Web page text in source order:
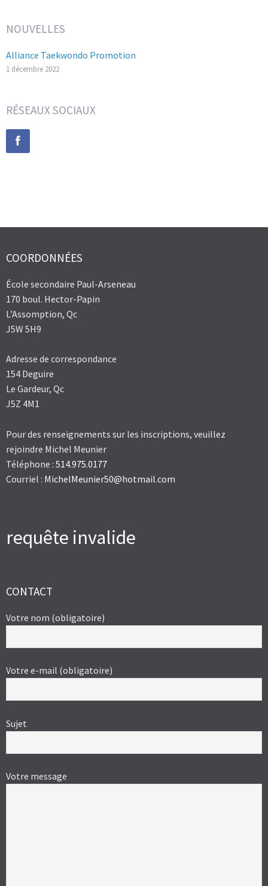
NOUVELLES
Alliance Taekwondo Promotion
1 décembre 2022
RÉSEAUX SOCIAUX
COORDONNÉES
École secondaire Paul-Arseneau
170 boul. Hector-Papin
L’Assomption, Qc
J5W 5H9
Adresse de correspondance
154 Deguire
Le Gardeur, Qc
J5Z 4M1
Pour des renseignements sur les inscriptions, veuillez
rejoindre Michel Meunier
Téléphone : 514.975.0177
Courriel : MichelMeunier50@hotmail.com
requête invalide
CONTACT
Votre nom (obligatoire)
Votre e-mail (obligatoire)
Sujet
Votre message